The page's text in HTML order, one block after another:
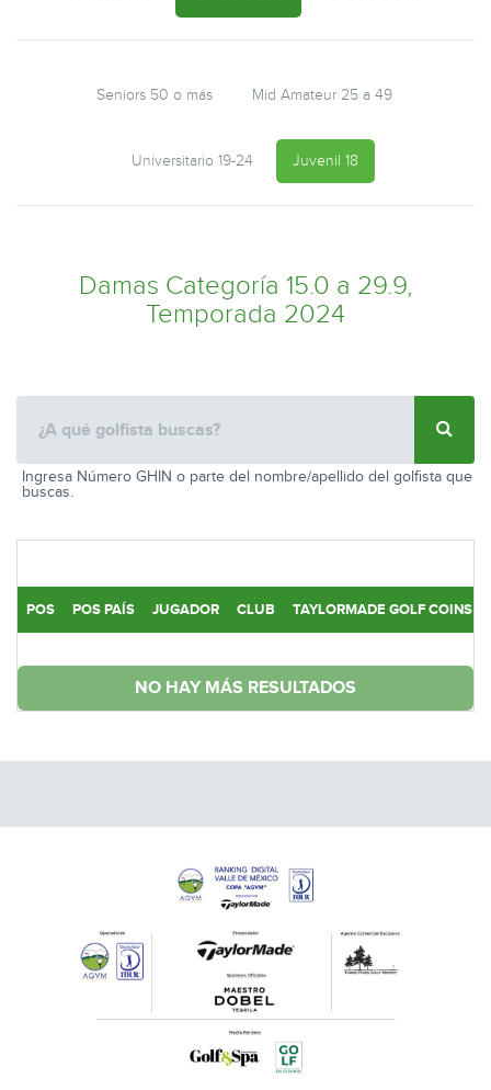
Seniors 50 o más Mid Amateur 25 a 49
Universitario 19-24 Juvenil 18
Damas Categoría 15.0 a 29.9,
Temporada 2024
Ingresa Número GHIN o parte del nombre/apellido del golfista que
buscas.
POS POS PAÍS JUGADOR CLUB TAYLORMADE GOLF COINS
NO HAY MÁS RESULTADOS